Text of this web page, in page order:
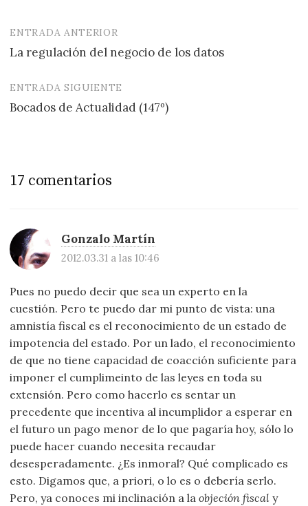
Navegación
de
entradas
ENTRADA ANTERIOR
La regulación del negocio de los datos
ENTRADA SIGUIENTE
Bocados de Actualidad (147º)
17 comentarios
Gonzalo Martín
2012.03.31 a las 10:46
Pues no puedo decir que sea un experto en la
cuestión. Pero te puedo dar mi punto de vista: una
amnistía fiscal es el reconocimiento de un estado de
impotencia del estado. Por un lado, el reconocimiento
de que no tiene capacidad de coacción suficiente para
imponer el cumplimeinto de las leyes en toda su
extensión. Pero como hacerlo es sentar un
precedente que incentiva al incumplidor a esperar en
el futuro un pago menor de lo que pagaría hoy, sólo lo
puede hacer cuando necesita recaudar
desesperadamente. ¿Es inmoral? Qué complicado es
esto. Digamos que, a priori, o lo es o debería serlo.
Pero, ya conoces mi inclinación a laobjeción fiscal y